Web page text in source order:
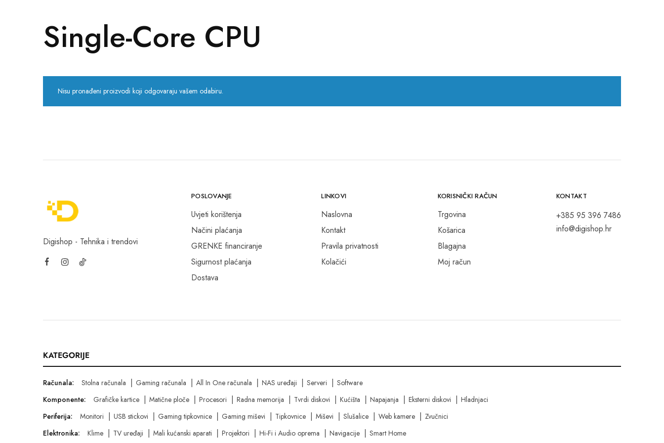
Mrežna oprema
Single-Core CPU
Nisu pronađeni proizvodi koji odgovaraju vašem odabiru.
Digishop - Tehnika i trendovi
POSLOVANJE
Uvjeti korištenja
Načini plaćanja
GRENKE financiranje
Sigurnost plaćanja
Dostava
LINKOVI
Naslovna
Kontakt
Pravila privatnosti
Kolačići
KORISNIČKI RAČUN
Trgovina
Košarica
Blagajna
Moj račun
KONTAKT
+385 95 396 7486
info@digishop.hr
KATEGORIJE
Računala: Stolna računala Gaming računala All In One računala NAS uređaji Serveri
Software
Komponente:
Grafičke kartice Matične ploče Procesori Radna memorija Tvrdi diskovi Kućišta Napajanja Eksterni diskovi
Hladnjaci
Periferija:
Monitori USB stickovi Gaming tipkovnice Gaming miševi Tipkovnice Miševi Slušalice Web kamere
Zvučnici
Elektronika:
Klime TV uređaji Mali kućanski aparati Projektori Hi-Fi i Audio oprema Navigacije Smart Home